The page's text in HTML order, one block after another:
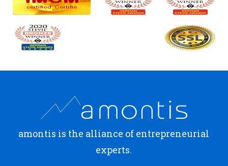
amontis is the alliance of entrepreneurial
experts.